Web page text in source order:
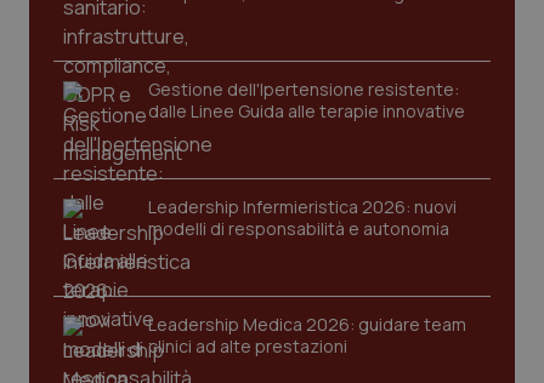
Gestione dell'Ipertensione resistente:
dalle Linee Guida alle terapie innovative
Leadership Infermieristica 2026: nuovi
modelli di responsabilità e autonomia
Leadership Medica 2026: guidare team
clinici ad alte prestazioni
CookieScriptConsent
www.quotidianosanita.it
tracking-sites-ironfish-
tracking-enable
www.quotidianosanita.it